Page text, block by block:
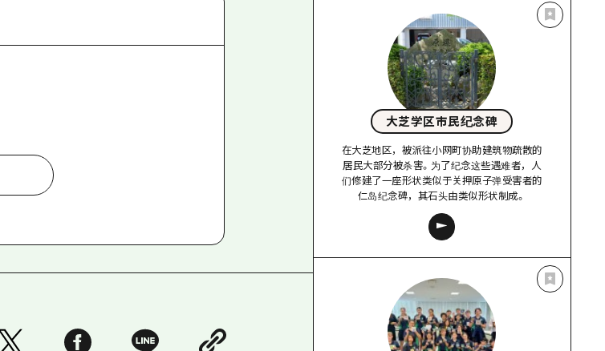
大芝学区市民纪念碑
在大芝地区，被派往小网町协助建筑物疏散的
居民大部分被杀害。为了纪念这些遇难者，人
们修建了一座形状类似于关押原子弹受害者的
仁岛纪念碑，其石头由类似形状制成。